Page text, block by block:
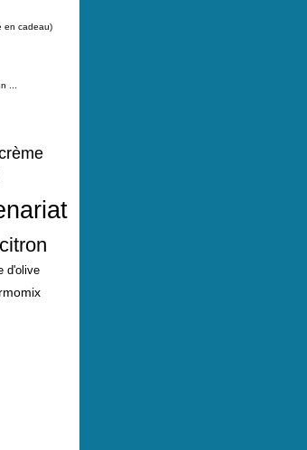
en cadeau)
...
citron
d'olive